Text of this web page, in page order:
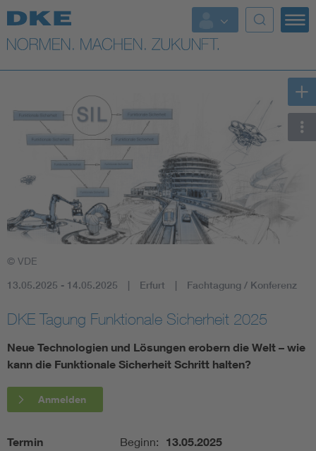
Top-Themen
VDE Fokusthemen
Digital Security
Energy
Health
Industry
Mobility
Smart Cities
DKE Fachinformationen im Kontext der Normung
© VDE
13.05.2025 - 14.05.2025 Erfurt Fachtagung / Konferenz
DKE Tagung Funktionale Sicherheit 2025
Neue Technologien und Lösungen erobern die Welt – wie
kann die Funktionale Sicherheit Schritt halten?
Anmelden
Termin Beginn: 13.05.2025